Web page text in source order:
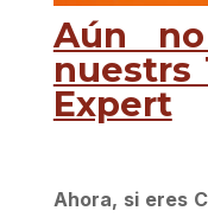
Aún
nuestrs
Expert
Ahora, si eres